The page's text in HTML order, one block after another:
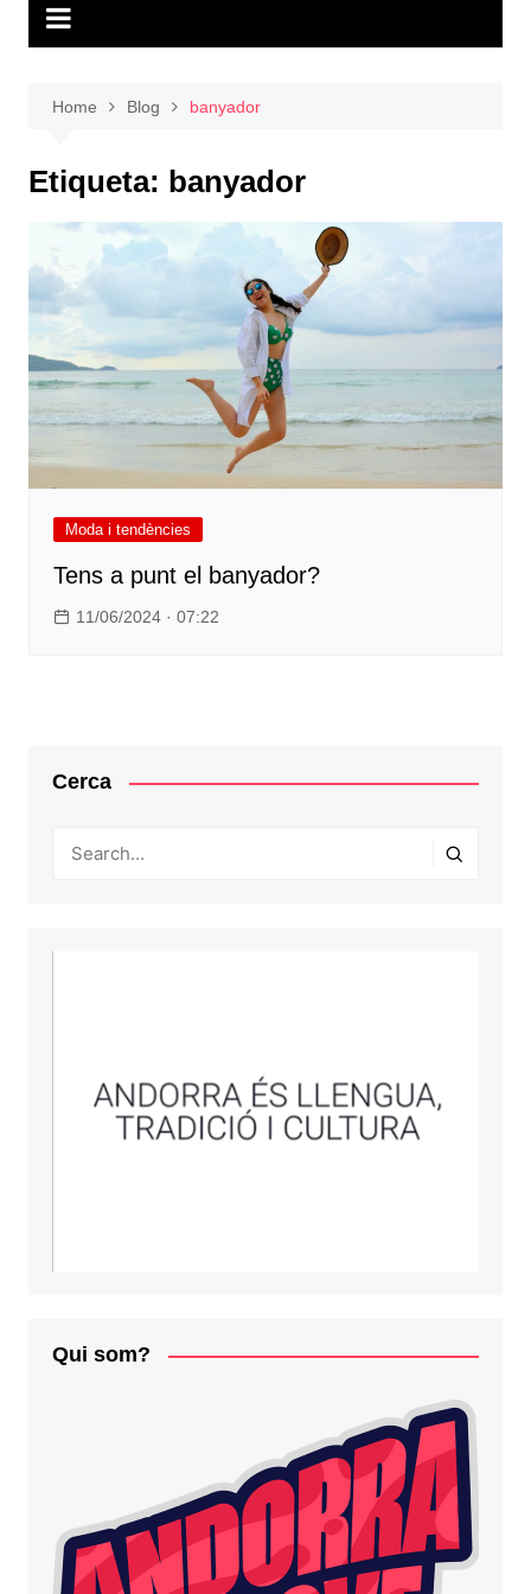
Home Blog banyador
Etiqueta: banyador
Moda i tendències
Tens a punt el banyador?
11/06/2024 · 07:22
Cerca
Qui som?